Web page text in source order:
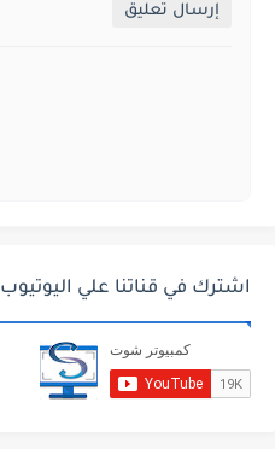
إرسال تعليق
اشترك في قناتنا علي اليوتيوب